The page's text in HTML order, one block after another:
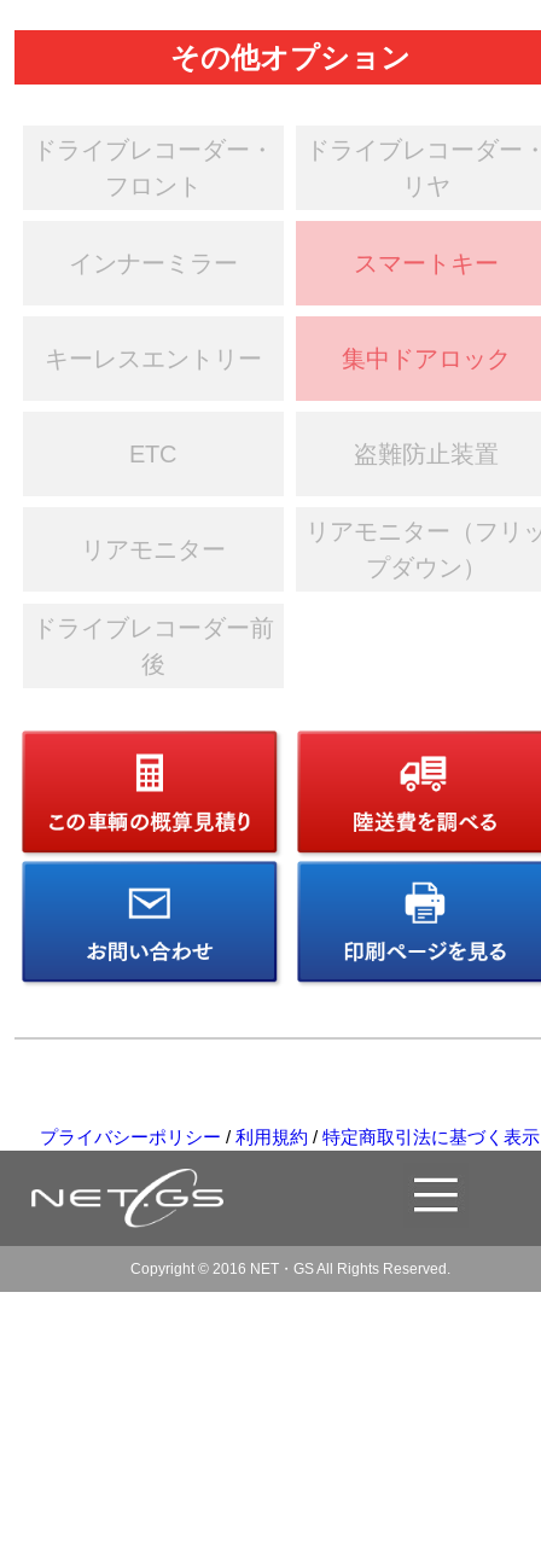
その他オプション
ドライブレコーダー・
フロント
ドライブレコーダー
リヤ
インナーミラー スマートキー
キーレスエントリー 集中ドアロック
ETC 盗難防止装置
リアモニター
リアモニター（フリ
プダウン）
ドライブレコーダー前
後
プライバシーポリシー / 利用規約 / 特定商取引法に基づく表示
Copyright © 2016 NET・GS All Rights Reserved.